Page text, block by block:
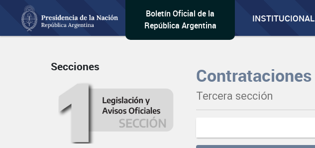
Boletín Oficial de la
República Argentina
INSTITUCIONAL
Secciones Contrataciones
Tercera sección